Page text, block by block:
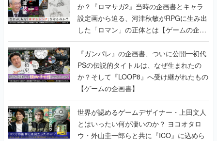
か？『ロマサガ2』当時の企画書とキャラ
設定画から迫る、河津秋敏がRPGに生み出
した「ロマン」の正体とは【ゲームの企画
書】
『ガンパレ』の企画書、ついに公開━初代
PSの伝説的タイトルは、なぜ生まれたの
か？そして『LOOP8』へ受け継がれたもの
【ゲームの企画書】
世界が認めるゲームデザイナー・上田文人
とはいったい何が凄いのか？ ヨコオタロ
ウ・外山圭一郎らと共に『ICO』に込めら